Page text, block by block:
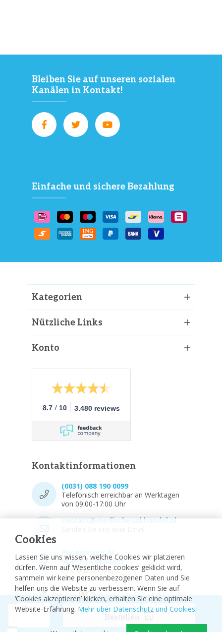
Cookies
Lassen Sie uns wissen, welche Cookies wir platzieren
dürfen. Wenn auf ‘Wesentliche cookies’ geklickt wird,
sammeln wir keine personenbezogenen Daten und Sie
helfen uns die Website zu verbessern. Wenn Sie auf
‘Cookies akzeptieren’ klicken, erhalten Sie eine optimale
Website-Erfahrung. Mehr über Datenschutz und Cookies.
Bleiben Sie auf unseren sozialen
Kanälen in Kontakt!
Einfache und sichere Bezahlung
Kategorien
Nützliche Links
Konto
8.7 / 10 3.480 reviews
Kontaktinformationen
(0031) 088 190 0099
Telefonisch erreichbar an Werktagen
von 09:00-17:00 Uhr
contact@medischevakhandel.nl
Phoenixweg 43,
9641 KS Veendam
Vind ons op Maps.